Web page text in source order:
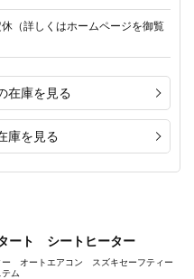
（詳しくはホームページを御覧
在庫を見る
庫を見る
ート シートヒーター
オートエアコン スズキセーフティー
ム